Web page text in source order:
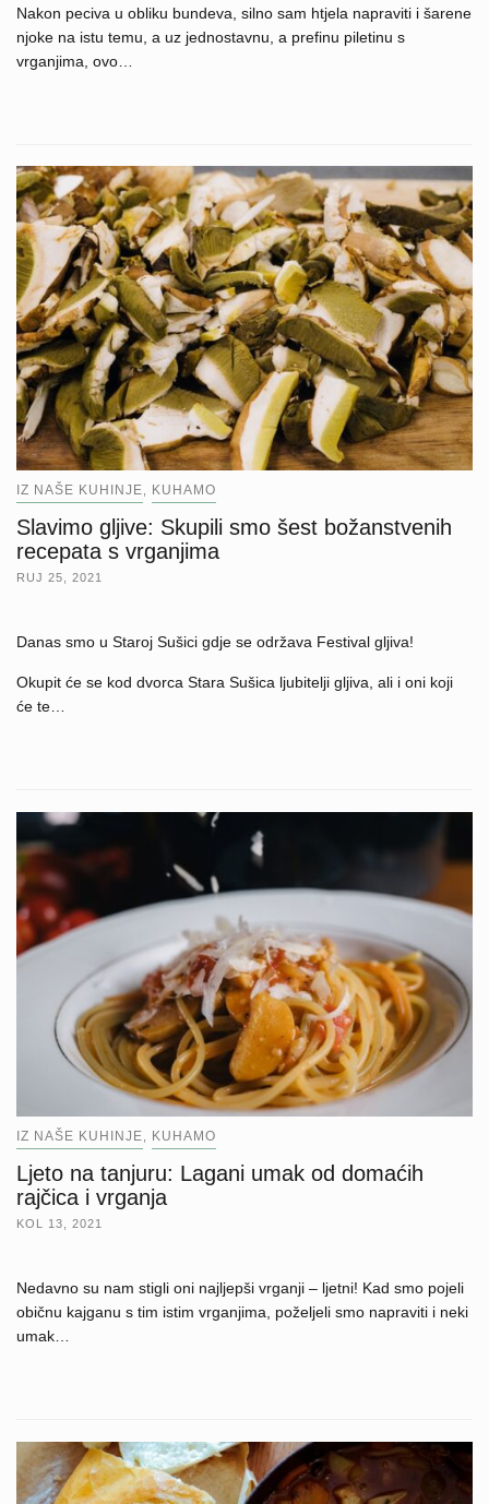
Nakon peciva u obliku bundeva, silno sam htjela napraviti i šarene
njoke na istu temu, a uz jednostavnu, a prefinu piletinu s
vrganjima, ovo…
IZ NAŠE KUHINJE KUHAMO
Slavimo gljive: Skupili smo šest božanstvenih
recepata s vrganjima
RUJ 25, 2021
Danas smo u Staroj Sušici gdje se održava Festival gljiva!
Okupit će se kod dvorca Stara Sušica ljubitelji gljiva, ali i oni koji
će te…
IZ NAŠE KUHINJE KUHAMO
Ljeto na tanjuru: Lagani umak od domaćih
rajčica i vrganja
KOL 13, 2021
Nedavno su nam stigli oni najljepši vrganji – ljetni! Kad smo pojeli
običnu kajganu s tim istim vrganjima, poželjeli smo napraviti i neki
umak…